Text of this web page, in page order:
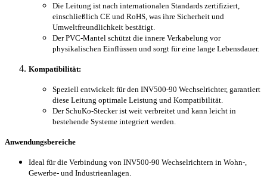
Die Leitung ist nach internationalen Standards zertifiziert,
einschließlich CE und RoHS, was ihre Sicherheit und
Umweltfreundlichkeit bestätigt.
Der PVC-Mantel schützt die innere Verkabelung vor
physikalischen Einflüssen und sorgt für eine lange Lebensdauer.
Kompatibilität:
Speziell entwickelt für den INV500-90 Wechselrichter, garantiert
diese Leitung optimale Leistung und Kompatibilität.
Der SchuKo-Stecker ist weit verbreitet und kann leicht in
bestehende Systeme integriert werden.
Anwendungsbereiche
Ideal für die Verbindung von INV500-90 Wechselrichtern in Wohn-,
Gewerbe- und Industrieanlagen.